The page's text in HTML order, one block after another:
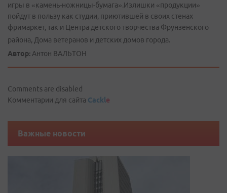
игры в «камень-ножницы-бумага».Излишки «продукции»
пойдут в пользу как студии, приютившей в своих стенах
фримаркет, так и Центра детского творчества Фрунзенского
района, Дома ветеранов и детских домов города.
Автор: Антон ВАЛЬТОН
Comments are disabled
Комментарии для сайта Cackle
Важные новости